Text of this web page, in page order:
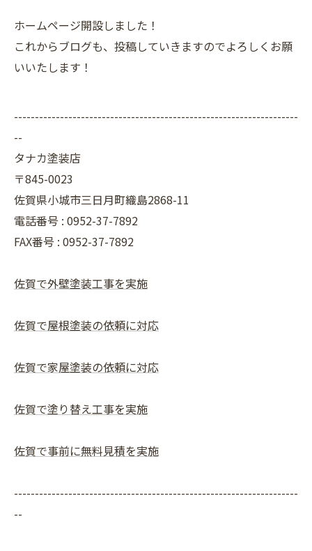
ホームページ開設しました！
これからブログも、投稿していきますのでよろしくお願
いいたします！
--------------------------------------------------------------------
--
タナカ塗装店
〒845-0023
佐賀県小城市三日月町織島2868-11
電話番号 : 0952-37-7892
FAX番号 : 0952-37-7892
佐賀で外壁塗装工事を実施
佐賀で屋根塗装の依頼に対応
佐賀で家屋塗装の依頼に対応
佐賀で塗り替え工事を実施
佐賀で事前に無料見積を実施
--------------------------------------------------------------------
--